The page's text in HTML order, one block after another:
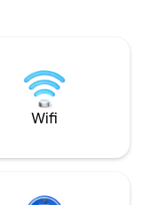
téléviseurs
chambre. Un étang de 3 acres
récemment
l'arrière, alors
Deux marinas et
Wifi